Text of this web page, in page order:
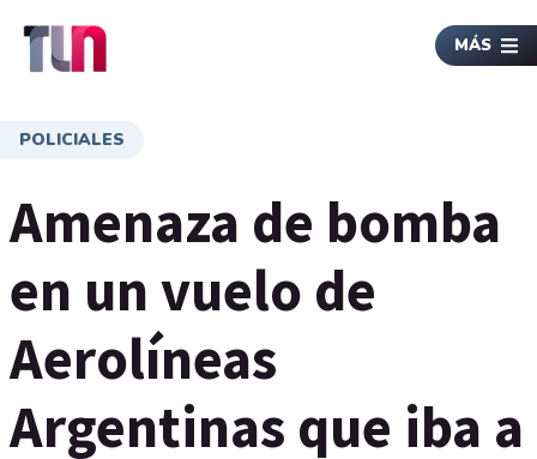
MÁS
POLICIALES
Amenaza de bomba
en un vuelo de
Aerolíneas
Argentinas que iba a